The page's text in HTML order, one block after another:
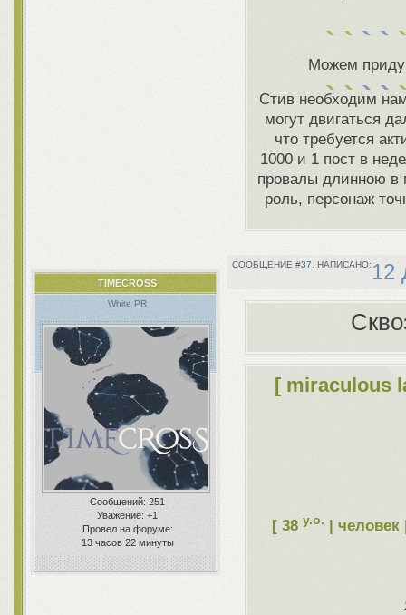
Можем
Стив необходим
могут двигаться
что требуется
1000 и 1 пост в
провалы длинною в
роль, персонаж
37 12
TIMECROSS
White PR
Сообщений: 251
Уважение: +1
Провел на форуме:
13 часов 22 минуты
[ miraculous
[ 38 y.o. | человек